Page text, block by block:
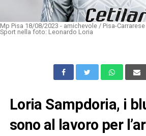
Mp Pisa 18/08/2023 - amichevole / Pisa-
Sport nella foto: Leonardo Loria
Loria Sampdoria, i
sono al lavoro per